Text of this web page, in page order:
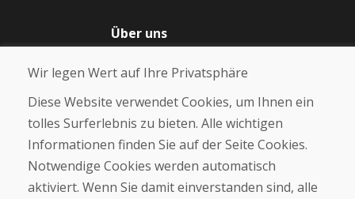
Über uns
Über uns
Kontakt
Kaufen
E-Shop
Geschäftsbedingungen
Wir legen Wert auf Ihre Privatsphäre
Diese Website verwendet Cookies, um Ihnen ein
tolles Surferlebnis zu bieten. Alle wichtigen
Informationen finden Sie auf der Seite Cookies.
Notwendige Cookies werden automatisch
aktiviert. Wenn Sie damit einverstanden sind, alle